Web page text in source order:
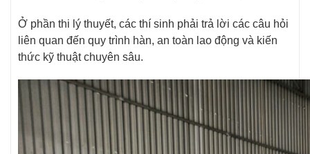
Ở phần thi lý thuyết, các thí sinh phải trả lời các câu hỏi
liên quan đến quy trình hàn, an toàn lao động và kiến
thức kỹ thuật chuyên sâu.